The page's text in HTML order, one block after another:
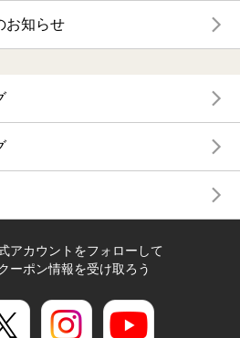
お知らせ
アカウントをフォローして
ーポン情報を受け取ろう